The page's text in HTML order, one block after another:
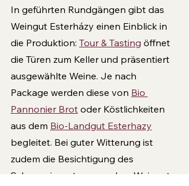
In geführten Rundgängen gibt das
Weingut Esterházy einen Einblick in
die Produktion: Tour & Tasting öffnet
die Türen zum Keller und präsentiert
ausgewählte Weine. Je nach
Package werden diese von Bio
Pannonier Brot oder Köstlichkeiten
aus dem Bio-Landgut Esterhazy
begleitet. Bei guter Witterung ist
zudem die Besichtigung des
Schauweingartens vor dem Weingut